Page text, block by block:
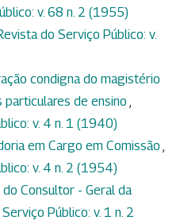
v. 68 n. 2 (1955)
do Serviço Público: v.
condigna do magistério
de ensino ,
v. 4 n. 1 (1940)
em Cargo em Comissão ,
v. 4 n. 2 (1954)
do Consultor - Geral da
Público: v. 1 n. 2